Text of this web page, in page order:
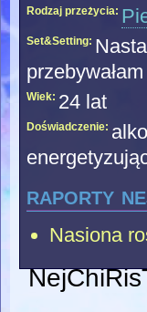
Rodzaj przeżycia:
Set&Setting:
Wiek: 24 lat
Doświadczenie:
raporty
Nasiona